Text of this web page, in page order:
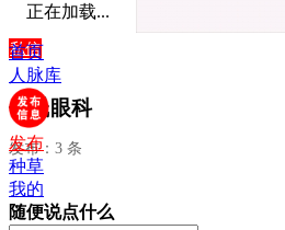
私信
何氏眼科
发布：3 条
正在加载...
首页
人脉库
发布
种草
我的
随便说点什么